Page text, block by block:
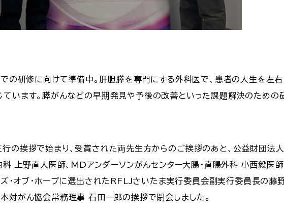
での研修に向けて準備中。肝胆膵を専門にする外科医で、患者の人生を左
います。膵がんなどの早期発見や予後の改善といった課題解決のための
の挨拶で始まり、受賞された両先生方からのご挨拶のあと、公益財団法
上野直人医師、MDアンダーソンがんセンター大腸・直腸外科 小西毅医師
オブ・ホープに選出されたRFLJさいたま実行委員会副実行委員長の藤
対がん協会常務理事 石田一郎の挨拶で閉会しました。